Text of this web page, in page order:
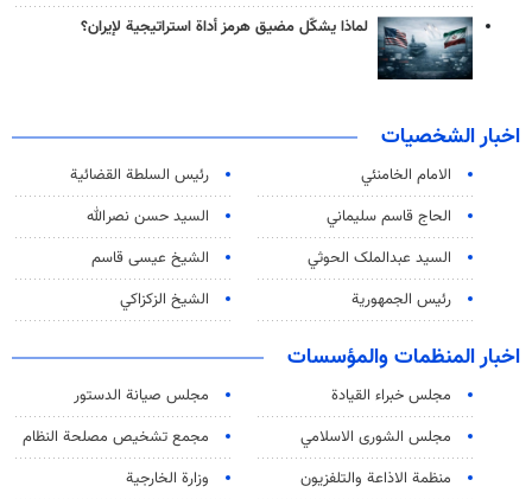
لماذا يشكّل مضيق هرمز أداة استراتيجية لإيران؟
اخبار الشخصيات
الامام الخامنئي
رئیس السلطة القضائیة
الحاج قاسم سليماني
السيد حسن نصرالله
السید عبدالملک الحوثي
الشيخ عيسى قاسم
رئيس الجمهورية
الشيخ الزكزاكي
اخبار المنظمات والمؤسسات
مجلس خبراء القيادة
مجلس صيانة الدستور
مجلس الشورى الاسلامي
مجمع تشخيص مصلحة النظام
منظمة الاذاعة والتلفزیون
وزارة الخارجية